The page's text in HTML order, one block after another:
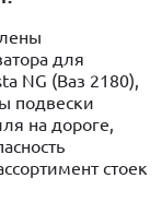
для
NG (Ваз 2180),
подвески
на дороге,
стоек